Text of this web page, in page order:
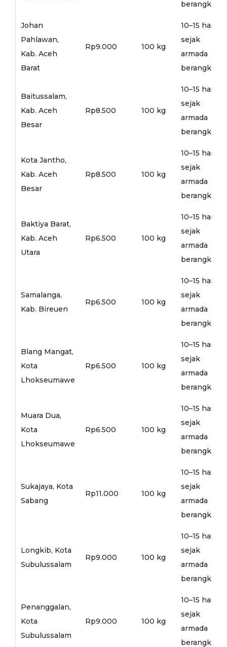
berangkat
Johan
Pahlawan,
Kab. Aceh
Barat
Rp9.000 100 kg
10–15 hari
sejak
armada
berangkat
Baitussalam,
Kab. Aceh
Besar
Rp8.500 100 kg
10–15 hari
sejak
armada
berangkat
Kota Jantho,
Kab. Aceh
Besar
Rp8.500 100 kg
10–15 hari
sejak
armada
berangkat
Baktiya Barat,
Kab. Aceh
Utara
Rp6.500 100 kg
10–15 hari
sejak
armada
berangkat
Samalanga,
Kab. Bireuen
Rp6.500 100 kg
10–15 hari
sejak
armada
berangkat
Blang Mangat,
Kota
Lhokseumawe
Rp6.500 100 kg
10–15 hari
sejak
armada
berangkat
Muara Dua,
Kota
Lhokseumawe
Rp6.500 100 kg
10–15 hari
sejak
armada
berangkat
Sukajaya, Kota
Sabang
Rp11.000 100 kg
10–15 hari
sejak
armada
berangkat
Longkib, Kota
Subulussalam
Rp9.000 100 kg
10–15 hari
sejak
armada
berangkat
Penanggalan,
Kota
Subulussalam
Rp9.000 100 kg
10–15 hari
sejak
armada
berangkat